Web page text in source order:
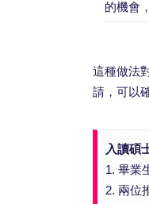
的機會
這種做法
請，可以
入讀碩
1. 畢業
2. 兩位